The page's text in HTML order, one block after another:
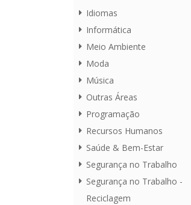
Idiomas
Informática
Meio Ambiente
Moda
Música
Outras Áreas
Programação
Recursos Humanos
Saúde & Bem-Estar
Segurança no Trabalho
Segurança no Trabalho -
Reciclagem